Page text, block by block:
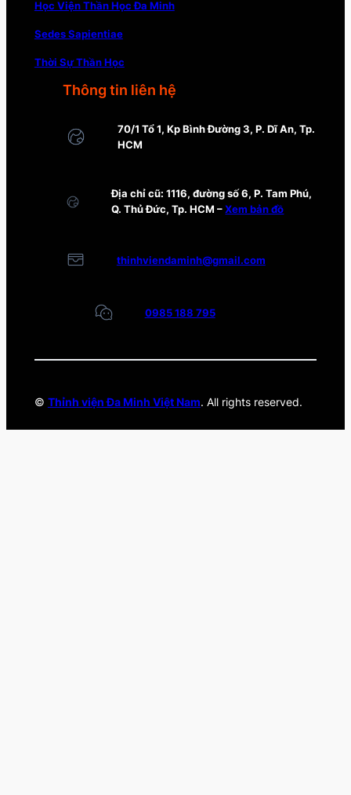
Học Viện Thần Học Đa Minh
Sedes Sapientiae
Thời Sự Thần Học
Thông tin liên hệ
70/1 Tổ 1, Kp Bình Đường 3, P. Dĩ An, Tp.
HCM
Địa chỉ cũ: 1116, đường số 6, P. Tam Phú,
Q. Thủ Đức, Tp. HCM –Xem bản đồ
thinhviendaminh@gmail.com
0985 188 795
© Thỉnh viện Đa Minh Việt Nam. All rights reserved.